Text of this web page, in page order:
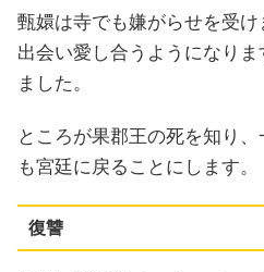
甄嬛は寺でも嫌がらせを受
出会い愛し合うようになり
ました。
ところが果郡王の死を知り
も宮廷に戻ることにします。
復讐